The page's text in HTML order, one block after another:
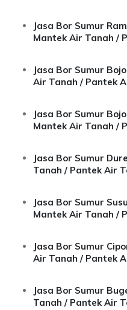
Jasa Bor Sumur
Mantek Air Tanah /
Jasa Bor Sumur
Air Tanah / Pantek
Jasa Bor Sumur
Mantek Air Tanah /
Jasa Bor Sumur
Tanah / Pantek Air
Jasa Bor Sumur
Mantek Air Tanah /
Jasa Bor Sumur
Air Tanah / Pantek
Jasa Bor Sumur
Tanah / Pantek Air